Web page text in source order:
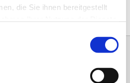
die Sie ihnen bereitgestellt